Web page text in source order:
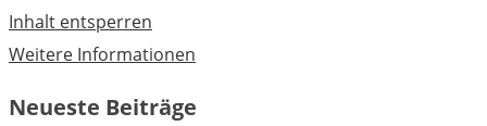
Inhalt entsperren
Weitere Informationen
Neueste Beiträge